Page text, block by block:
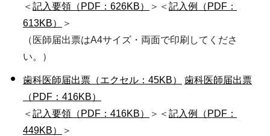
＜ 記入要領（PDF：626KB） ＞＜ 記入例（PDF：
613KB）
＞
（医師届出票はA4サイズ・両面で印刷してくださ
い。）
歯科医師届出票（エクセル：45KB）
歯科医師届出票
（PDF：416KB）
＜ 記入要領（PDF：416KB） ＞＜ 記入例（PDF：
449KB）
＞